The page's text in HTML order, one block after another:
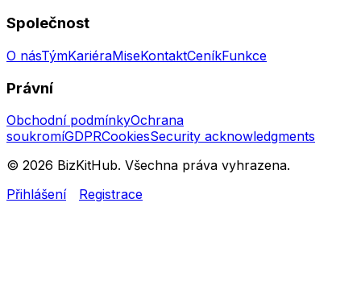
Společnost
O násTýmKariéraMiseKontaktCeníkFunkce
Právní
Obchodní podmínkyOchrana
soukromíGDPRCookiesSecurity acknowledgments
© 2026 BizKitHub. Všechna práva vyhrazena.
Přihlášení
Registrace